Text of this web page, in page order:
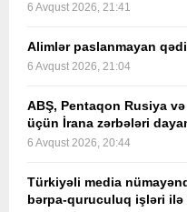
6 Avqust 2026, 21:41
Alimlər paslanmayan
6 Avqust 2026, 21:04
ABŞ, Pentaqon Rusiya və
üçün İrana zərbələri
6 Avqust 2026, 20:44
Türkiyəli media
bərpa-quruculuq işləri ilə